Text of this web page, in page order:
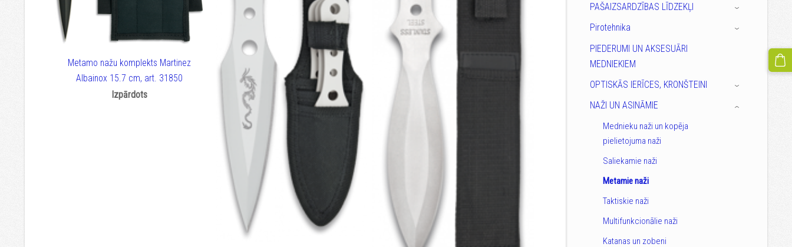
PAŠAIZSARDZĪBAS LĪDZEKĻI
›
Pirotehnika ›
PIEDERUMI UN AKSESUĀRI
MEDNIEKIEM
OPTISKĀS IERĪCES, KRONŠTEINI
›
NAŽI UN ASINĀMIE
Mednieku naži un kopēja
pielietojuma naži
Saliekamie naži
Metamie naži
Taktiskie naži
Multifunkcionālie naži
Katanas un zobeni
›
Metamo nažu komplekts Martinez
Albainox 15.7 cm, art. 31850
Izpārdots